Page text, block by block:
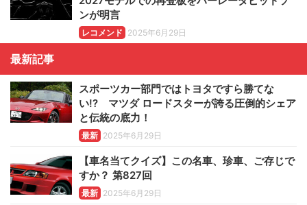
ンが明言
レコメンド 2025年6月29日
最新記事
スポーツカー部門ではトヨタですら勝てな
い!? マツダ ロードスターが誇る圧倒的シェア
と伝統の底力！
最新 2025年6月29日
【車名当てクイズ】この名車、珍車、ご存じで
すか？ 第827回
最新 2025年6月29日